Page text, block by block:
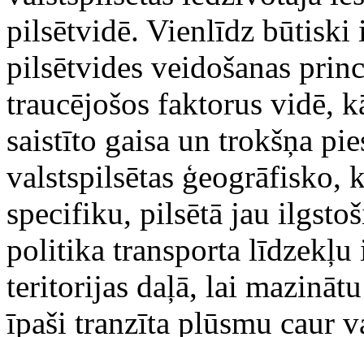
pilsētvidē. Vienlīdz būtiski
pilsētvides veidošanas
traucējošos faktorus vidē,
saistīto gaisa un trokšņa
valstspilsētas
specifiku, pilsētā jau
politika transporta līdzekļu
teritorijas daļā, lai
īpaši tranzīta plūsmu caur